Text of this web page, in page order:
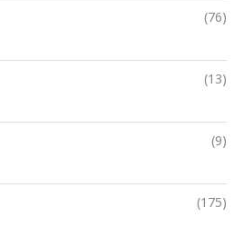
(76)
(13)
(9)
(175)